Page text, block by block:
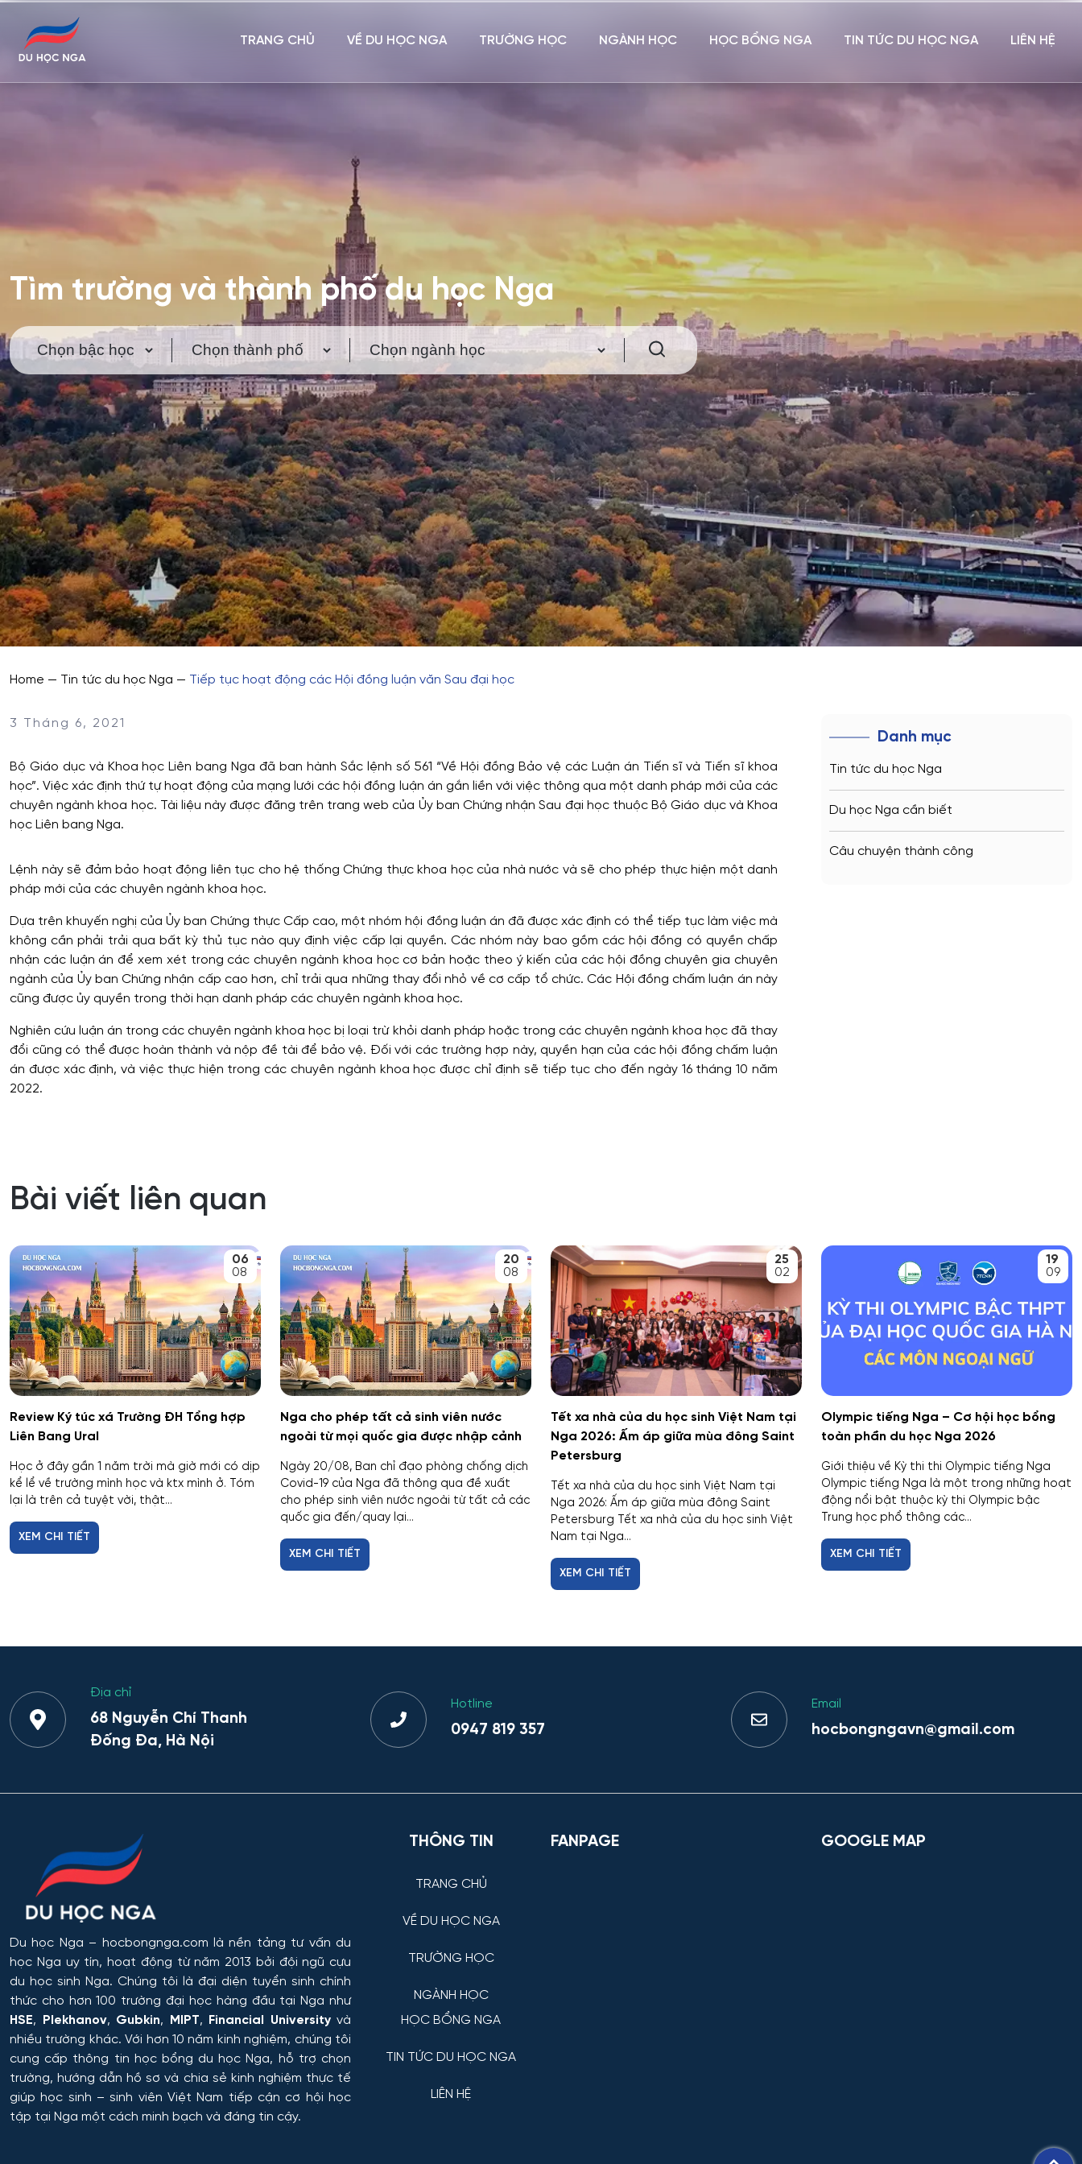
TRANG CHỦ VỀ DU HỌC NGA TRƯỜNG HỌC NGÀNH HỌC HỌC BỔNG NGA TIN TỨC DU HỌC NGA LIÊN HỆ
Tìm trường và thành phố du học Nga
Home — Tin tức du học Nga — Tiếp tục hoạt động các Hội đồng luận văn Sau đại học
3 Tháng 6, 2021
Bộ Giáo dục và Khoa học Liên bang Nga đã ban hành Sắc lệnh số 561 “Về Hội đồng Bảo vệ các Luận án Tiến sĩ và Tiến sĩ khoa
học”. Việc xác định thứ tự hoạt động của mạng lưới các hội đồng luận án gắn liền với việc thông qua một danh pháp mới của các
chuyên ngành khoa học. Tài liệu này được đăng trên trang web của Ủy ban Chứng nhận Sau đại học thuộc Bộ Giáo dục và Khoa
học Liên bang Nga.
Lệnh này sẽ đảm bảo hoạt động liên tục cho hệ thống Chứng thực khoa học của nhà nước và sẽ cho phép thực hiện một danh
pháp mới của các chuyên ngành khoa học.
Dựa trên khuyến nghị của Ủy ban Chứng thực Cấp cao, một nhóm hội đồng luận án đã được xác định có thể tiếp tục làm việc mà
không cần phải trải qua bất kỳ thủ tục nào quy định việc cấp lại quyền. Các nhóm này bao gồm các hội đồng có quyền chấp
nhận các luận án để xem xét trong các chuyên ngành khoa học cơ bản hoặc theo ý kiến của các hội đồng chuyên gia chuyên
ngành của Ủy ban Chứng nhận cấp cao hơn, chỉ trải qua những thay đổi nhỏ về cơ cấp tổ chức. Các Hội đồng chấm luận án này
cũng được ủy quyền trong thời hạn danh pháp các chuyên ngành khoa học.
Nghiên cứu luận án trong các chuyên ngành khoa học bị loại trừ khỏi danh pháp hoặc trong các chuyên ngành khoa học đã thay
đổi cũng có thể được hoàn thành và nộp đề tài để bảo vệ. Đối với các trường hợp này, quyền hạn của các hội đồng chấm luận
án được xác định, và việc thực hiện trong các chuyên ngành khoa học được chỉ định sẽ tiếp tục cho đến ngày 16 tháng 10 năm
2022.
Danh mục
Tin tức du học Nga
Du học Nga cần biết
Câu chuyện thành công
Bài viết liên quan
06
08
Review Ký túc xá Trường ĐH Tổng hợp
Liên Bang Ural
Học ở đây gần 1 năm trời mà giờ mới có dịp
kể lể về trường mình học và ktx mình ở. Tóm
lại là trên cả tuyệt vời, thật...
XEM CHI TIẾT
20
08
Nga cho phép tất cả sinh viên nước
ngoài từ mọi quốc gia được nhập cảnh
Ngày 20/08, Ban chỉ đạo phòng chống dịch
Covid-19 của Nga đã thông qua đề xuất
cho phép sinh viên nước ngoài từ tất cả các
quốc gia đến/quay lại...
XEM CHI TIẾT
25
02
Tết xa nhà của du học sinh Việt Nam tại
Nga 2026: Ấm áp giữa mùa đông Saint
Petersburg
Tết xa nhà của du học sinh Việt Nam tại
Nga 2026: Ấm áp giữa mùa đông Saint
Petersburg Tết xa nhà của du học sinh Việt
Nam tại Nga...
XEM CHI TIẾT
19
09
Olympic tiếng Nga – Cơ hội học bổng
toàn phần du học Nga 2026
Giới thiệu về Kỳ thi thi Olympic tiếng Nga
Olympic tiếng Nga là một trong những hoạt
động nổi bật thuộc kỳ thi Olympic bậc
Trung học phổ thông các...
XEM CHI TIẾT
Địa chỉ
68 Nguyễn Chí Thanh
Đống Đa, Hà Nội
Hotline
0947 819 357
Email
hocbongngavn@gmail.com
Du học Nga – hocbongnga.com là nền tảng tư vấn du
học Nga uy tín, hoạt động từ năm 2013 bởi đội ngũ cựu
du học sinh Nga. Chúng tôi là đại diện tuyển sinh chính
thức cho hơn 100 trường đại học hàng đầu tại Nga như
HSE, Plekhanov, Gubkin, MIPT, Financial Universityvà
nhiều trường khác. Với hơn 10 năm kinh nghiệm, chúng tôi
cung cấp thông tin học bổng du học Nga, hỗ trợ chọn
trường, hướng dẫn hồ sơ và chia sẻ kinh nghiệm thực tế
giúp học sinh – sinh viên Việt Nam tiếp cận cơ hội học
tập tại Nga một cách minh bạch và đáng tin cậy.
THÔNG TIN
TRANG CHỦ
VỀ DU HỌC NGA
TRƯỜNG HỌC
NGÀNH HỌC
HỌC BỔNG NGA
TIN TỨC DU HỌC NGA
LIÊN HỆ
FANPAGE GOOGLE MAP